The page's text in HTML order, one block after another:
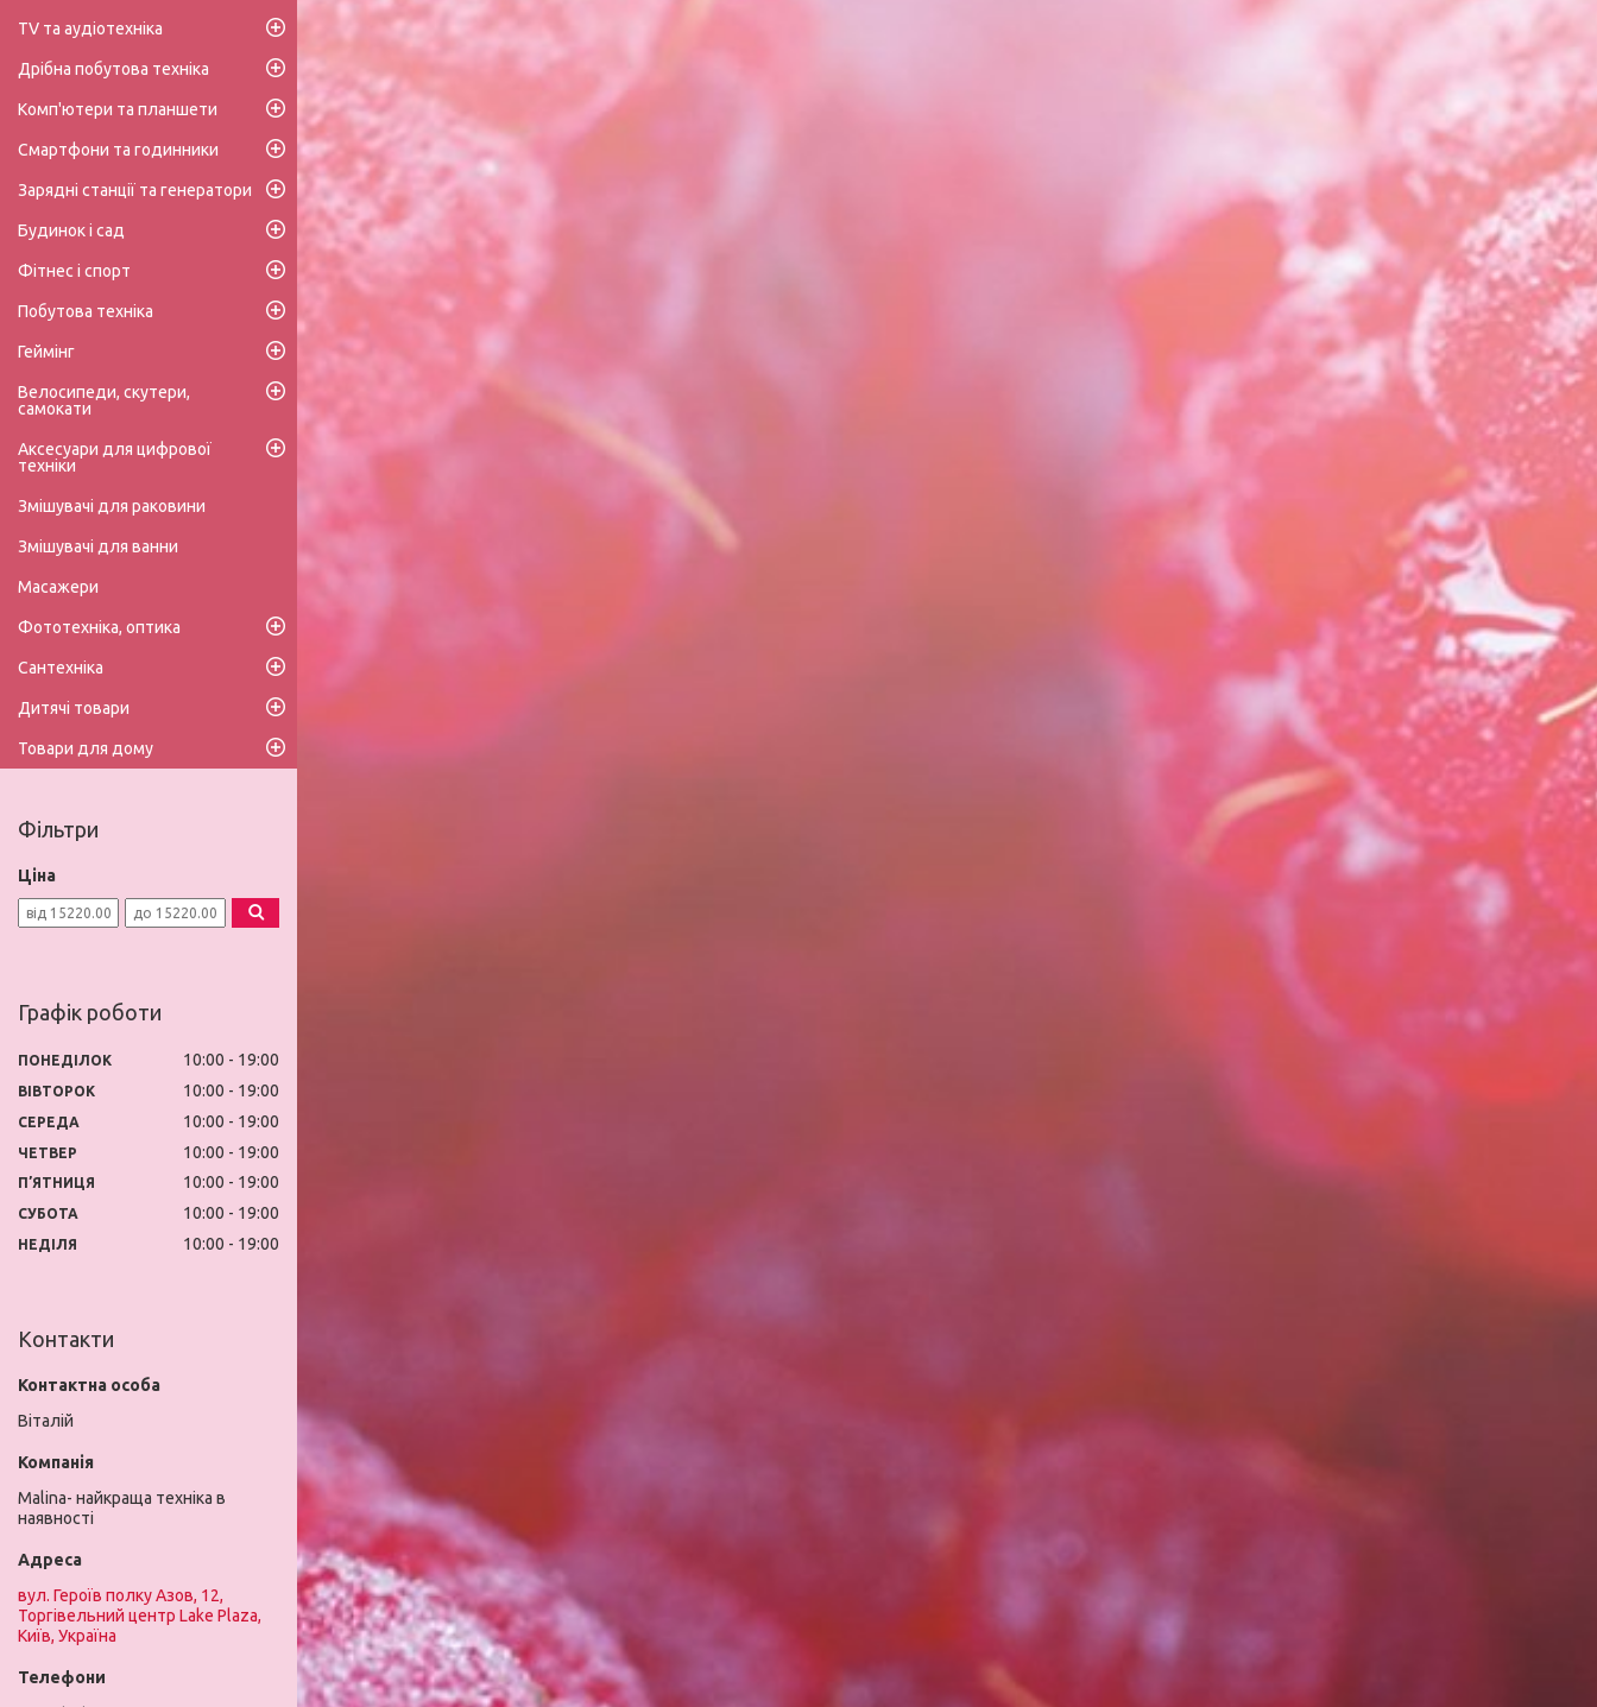
TV та аудіотехніка
Дрібна побутова техніка
Комп'ютери та планшети
Смартфони та годинники
Зарядні станції та генератори
Будинок і сад
Фітнес і спорт
Побутова техніка
Геймінг
Велосипеди, скутери,
самокати
Аксесуари для цифрової
техніки
Змішувачі для раковини
Змішувачі для ванни
Масажери
Фототехніка, оптика
Сантехніка
Дитячі товари
Товари для дому
Фільтри
Ціна
Графік роботи
ПОНЕДІЛОК 10:00 19:00
ВІВТОРОК 10:00 19:00
СЕРЕДА 10:00 19:00
ЧЕТВЕР 10:00 19:00
ПʼЯТНИЦЯ 10:00 19:00
СУБОТА 10:00 19:00
НЕДІЛЯ 10:00 19:00
Контакти
Віталій
Malina- найкраща техніка в
наявності
вул. Героїв полку Азов, 12,
Торгівельний центр Lake Plaza,
Київ, Україна